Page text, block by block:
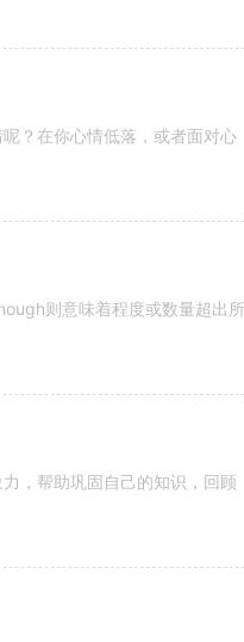
？在你心情低落，或者面对心
则意味着程度或数量超出所
，帮助巩固自己的知识，回顾